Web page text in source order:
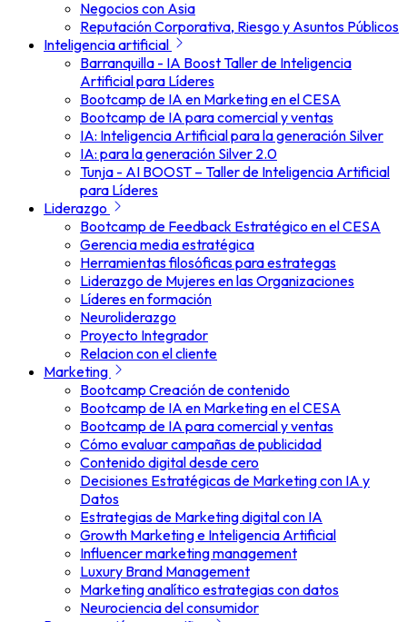
Negocios con Asia
Reputación Corporativa, Riesgo y Asuntos Públicos
Inteligencia artificial
Barranquilla - IA Boost Taller de Inteligencia
Artificial para Líderes
Bootcamp de IA en Marketing en el CESA
Bootcamp de IA para comercial y ventas
IA: Inteligencia Artificial para la generación Silver
IA: para la generación Silver 2.0
Tunja - AI BOOST – Taller de Inteligencia Artificial
para Líderes
Liderazgo
Bootcamp de Feedback Estratégico en el CESA
Gerencia media estratégica
Herramientas filosóficas para estrategas
Liderazgo de Mujeres en las Organizaciones
Líderes en formación
Neuroliderazgo
Proyecto Integrador
Relacion con el cliente
Marketing
Bootcamp Creación de contenido
Bootcamp de IA en Marketing en el CESA
Bootcamp de IA para comercial y ventas
Cómo evaluar campañas de publicidad
Contenido digital desde cero
Decisiones Estratégicas de Marketing con IA y
Datos
Estrategias de Marketing digital con IA
Growth Marketing e Inteligencia Artificial
Influencer marketing management
Luxury Brand Management
Marketing analítico estrategias con datos
Neurociencia del consumidor